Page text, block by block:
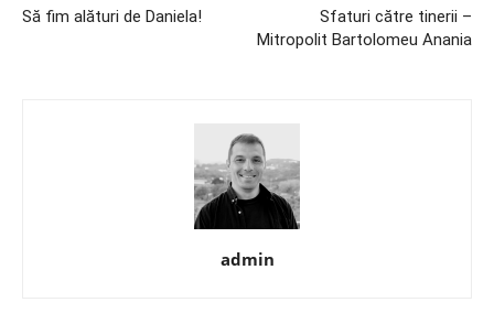
Să fim alături de Daniela!
Sfaturi către tinerii –
Mitropolit Bartolomeu Anania
admin